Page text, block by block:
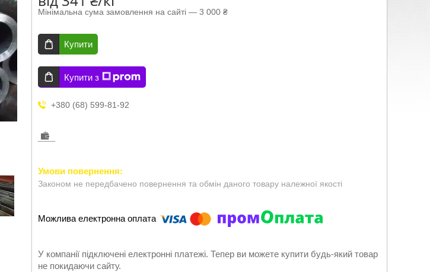
Мінімальна сума замовлення на сайті — 3 000 ₴
Купити
Купити з
+380 (68) 599-81-92
Законом не передбачено повернення та обмін даного товару належної якості
У компанії підключені електронні платежі. Тепер ви можете купити будь-який товар
не покидаючи сайту.